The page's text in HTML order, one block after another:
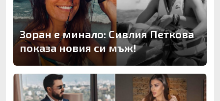
Зоран е минало: Сивлия Петкова
показа новия си мъж!